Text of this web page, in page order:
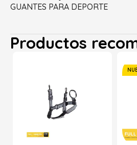
GUANTES PARA DEPORTE
Productos